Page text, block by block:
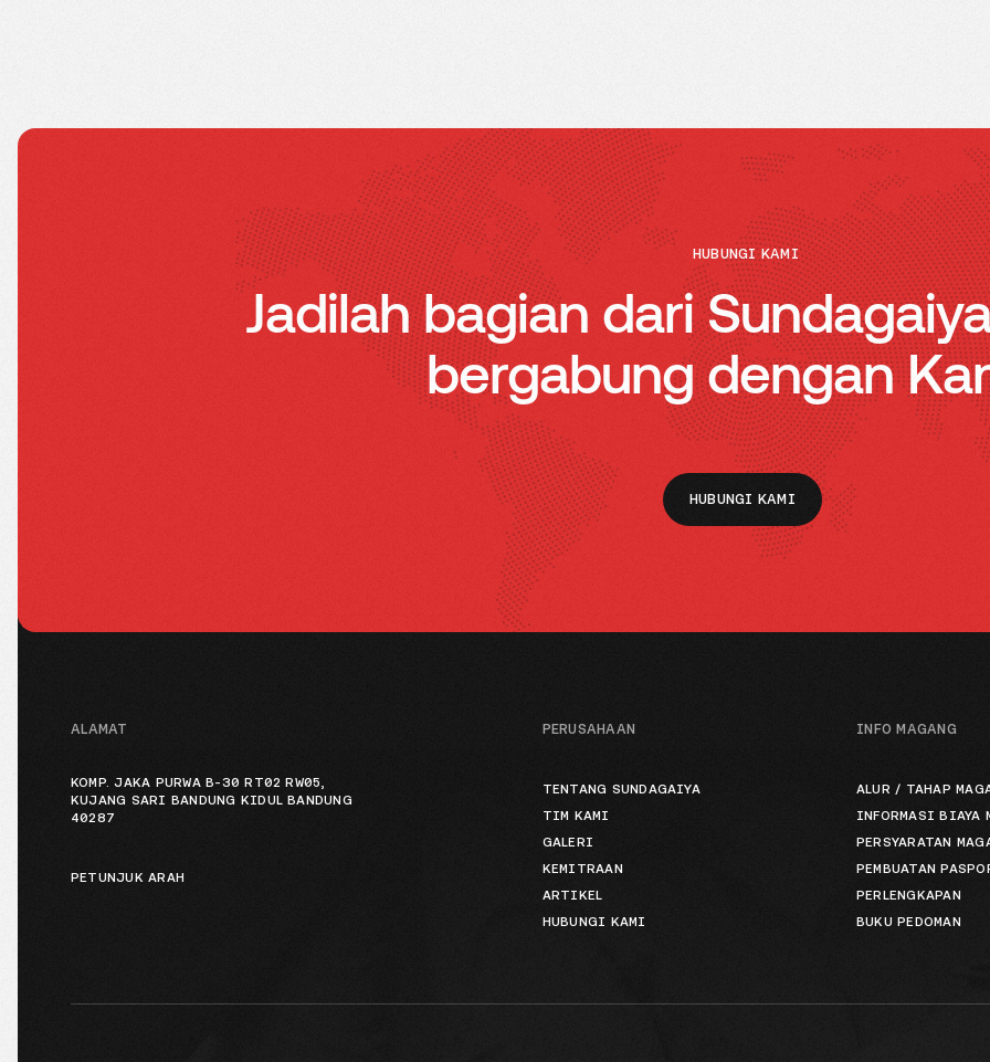
HUBUNGI KAMI
Jadilah bagian dari
bergabung dengan
HUBUNGI KAMI
ALAMAT
KOMP. JAKA PURWA B-30 RT02 RW05,
KUJANG SARI BANDUNG KIDUL BANDUNG
40287
PETUNJUK ARAH
PERUSAHAAN
TENTANG SUNDAGAIYA
TIM KAMI
GALERI
KEMITRAAN
ARTIKEL
HUBUNGI KAMI
INFO MAGANG
ALUR / TAHAP
INFORMASI BIAYA
PERSYARATAN
PEMBUATAN
PERLENGKAPAN
BUKU PEDOMAN